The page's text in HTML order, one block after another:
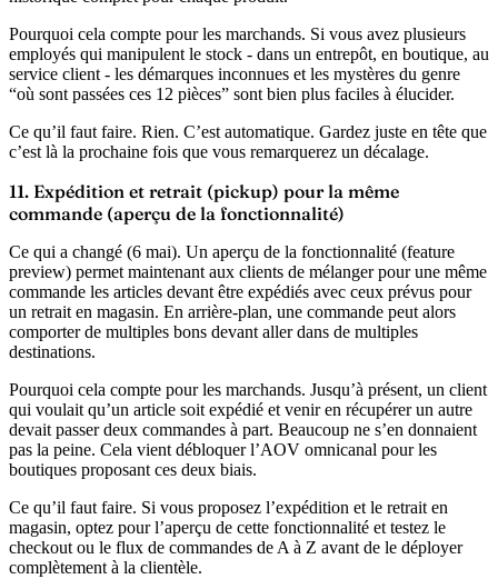
Pourquoi cela compte pour les marchands. Si vous avez plusieurs
employés qui manipulent le stock - dans un entrepôt, en boutique, au
service client - les démarques inconnues et les mystères du genre
“où sont passées ces 12 pièces” sont bien plus faciles à élucider.
Ce qu’il faut faire. Rien. C’est automatique. Gardez juste en tête que
c’est là la prochaine fois que vous remarquerez un décalage.
11. Expédition et retrait (pickup) pour la même
commande (aperçu de la fonctionnalité)
Ce qui a changé (6 mai). Un aperçu de la fonctionnalité (feature
preview) permet maintenant aux clients de mélanger pour une même
commande les articles devant être expédiés avec ceux prévus pour
un retrait en magasin. En arrière-plan, une commande peut alors
comporter de multiples bons devant aller dans de multiples
destinations.
Pourquoi cela compte pour les marchands. Jusqu’à présent, un client
qui voulait qu’un article soit expédié et venir en récupérer un autre
devait passer deux commandes à part. Beaucoup ne s’en donnaient
pas la peine. Cela vient débloquer l’AOV omnicanal pour les
boutiques proposant ces deux biais.
Ce qu’il faut faire. Si vous proposez l’expédition et le retrait en
magasin, optez pour l’aperçu de cette fonctionnalité et testez le
checkout ou le flux de commandes de A à Z avant de le déployer
complètement à la clientèle.